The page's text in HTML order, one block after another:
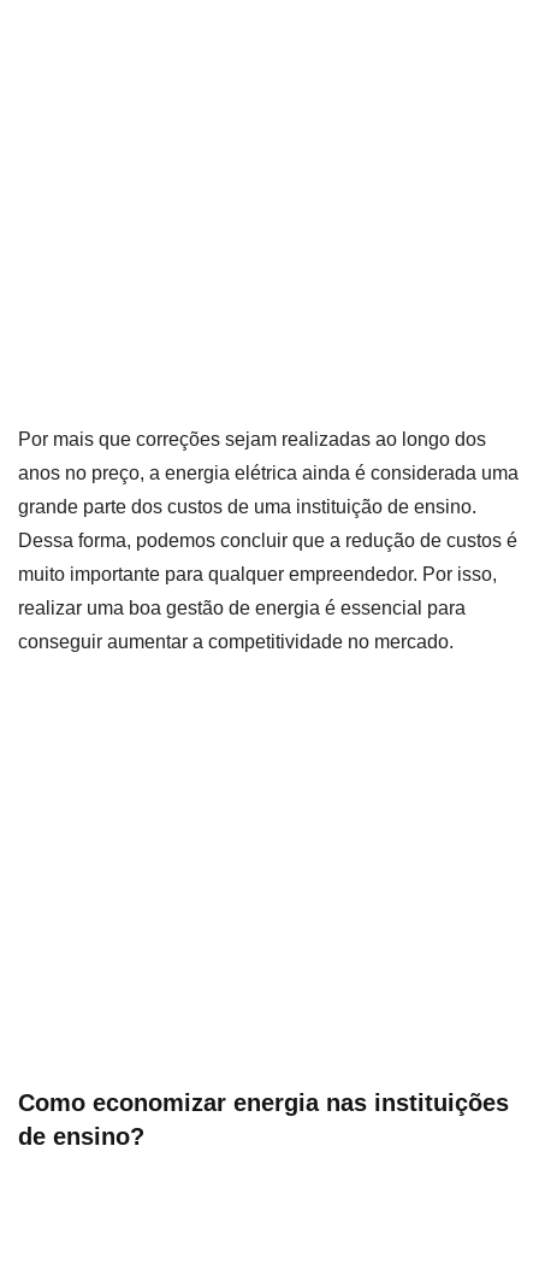
Por mais que correções sejam realizadas ao longo dos
anos no preço, a energia elétrica ainda é considerada uma
grande parte dos custos de uma instituição de ensino.
Dessa forma, podemos concluir que a redução de custos é
muito importante para qualquer empreendedor. Por isso,
realizar uma boa gestão de energia é essencial para
conseguir aumentar a competitividade no mercado.
Como economizar energia nas instituições
de ensino?